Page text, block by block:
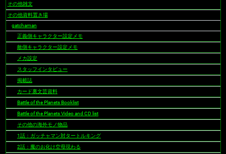
その他雑文
その他資料置き場
gatchaman
正義側キャラクター設定メモ
敵側キャラクター設定メモ
メカ設定
スタッフインタビュー
掲載誌
カード裏文芸資料
Battle of the Planets Booklist
Battle of the Planets Video and CD list
その他の海外モノ物品
1話：ガッチャマン対タートルキング
2話：魔のお化け空母現わる